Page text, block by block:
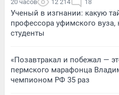
20 часов 12 214 18
Ученый в изгнании: какую
профессора уфимского вуза,
студенты
«Позавтракал и побежал —
пермского марафонца
чемпионом РФ 35 раз